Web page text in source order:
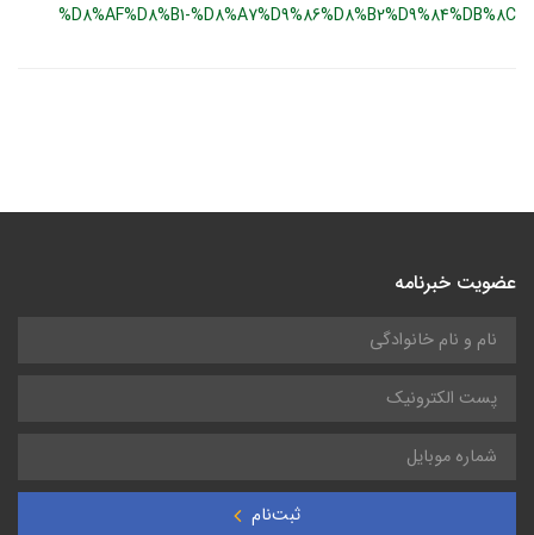
%D8%AF%D8%B1-%D8%A7%D9%86%D8%B2%D9%84%DB%8C
عضویت خبرنامه
ثبت‌نام